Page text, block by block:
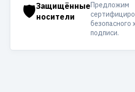
🛡️Защищённые
носители
Предложим
безопасного
подписи.